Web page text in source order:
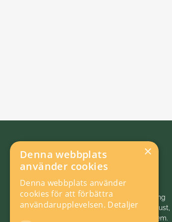
Vi initierar, samordnar och bedriver forskning
och analys inom energiområdet för ett robust,
hållbart och konkurrenskraftigt energisystem.
×
Denna webbplats
använder cookies
Denna webbplats använder
cookies för att förbättra
användarupplevelsen. Detaljer